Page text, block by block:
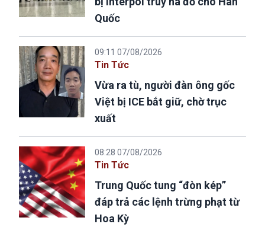
Quốc
09:11 07/08/2026
Tin Tức
Vừa ra tù, người đàn ông gốc
Việt bị ICE bắt giữ, chờ trục
xuất
08:28 07/08/2026
Tin Tức
Trung Quốc tung “đòn kép”
đáp trả các lệnh trừng phạt từ
Hoa Kỳ